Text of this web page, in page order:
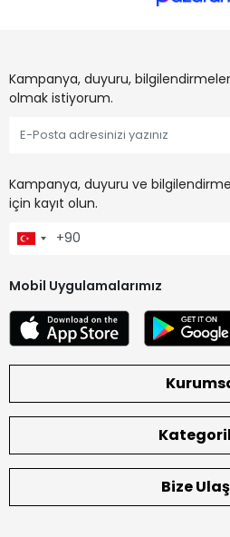
Kampanya, duyuru,
olmak istiyorum.
Kampanya, duyuru ve
için kayıt olun.
Mobil Uygulamalarımız
Bize